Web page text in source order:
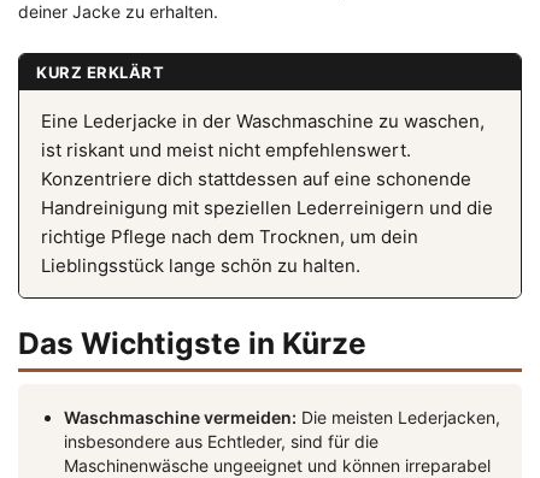
deiner Jacke zu erhalten.
KURZ ERKLÄRT
Eine Lederjacke in der Waschmaschine zu waschen,
ist riskant und meist nicht empfehlenswert.
Konzentriere dich stattdessen auf eine schonende
Handreinigung mit speziellen Lederreinigern und die
richtige Pflege nach dem Trocknen, um dein
Lieblingsstück lange schön zu halten.
Das Wichtigste in Kürze
Waschmaschine vermeiden: Die meisten Lederjacken,
insbesondere aus Echtleder, sind für die
Maschinenwäsche ungeeignet und können irreparabel